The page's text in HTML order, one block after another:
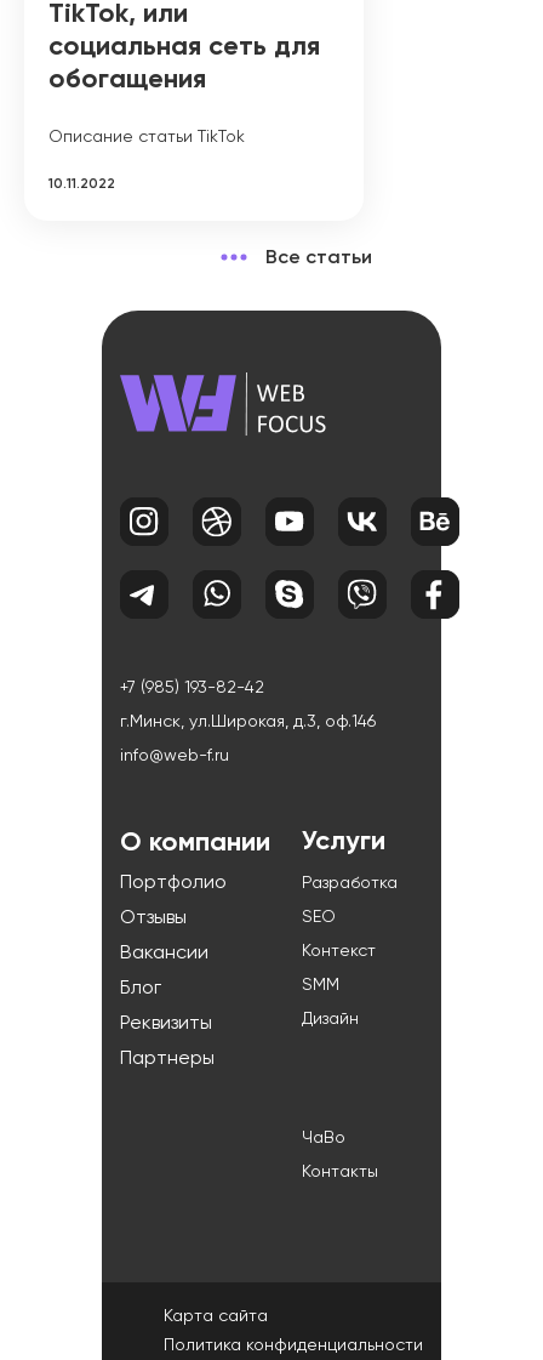
TikTok, или
социальная сеть для
обогащения
Описание статьи TikTok
10.11.2022
Все статьи
+7 (985) 193-82-42
г.Минск, ул.Широкая, д.3, оф.146
info@web-f.ru
О компании
Портфолио
Отзывы
Вакансии
Блог
Реквизиты
Партнеры
Услуги
Разработка
SEO
Контекст
SMM
Дизайн
ЧаВо
Контакты
Карта сайта
Политика конфиденциальности